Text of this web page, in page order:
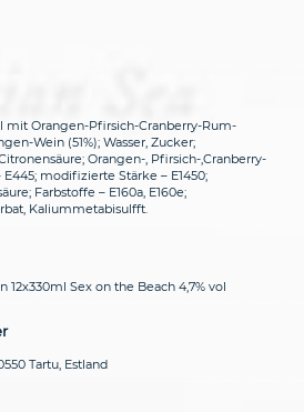
Orangen-Pfirsich-Cranberry-Rum-
Wein (51%); Wasser, Zucker;
Orangen-, Pfirsich-,Cranberry-
modifizierte Stärke – E1450;
Farbstoffe – E160a, E160e;
Kaliummetabisulfft.
12x330ml Sex on the Beach 4,7% vol
Tartu, Estland